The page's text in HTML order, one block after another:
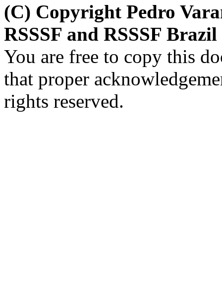
(C) Copyright Pedro
RSSSF and RSSSF Brazil
You are free to copy this
that proper
rights reserved.